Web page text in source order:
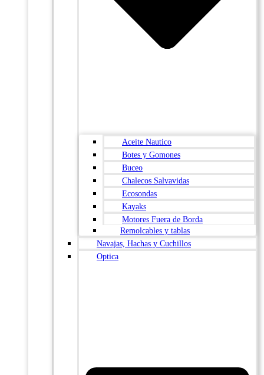
Aceite Nautico
Botes y Gomones
Buceo
Chalecos Salvavidas
Ecosondas
Kayaks
Motores Fuera de Borda
Remolcables y tablas
Navajas, Hachas y Cuchillos
Optica